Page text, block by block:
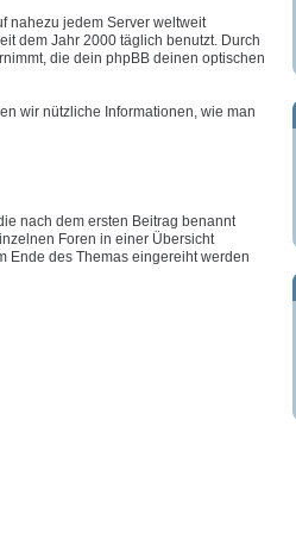
nahezu jedem Server weltweit
dem Jahr 2000 täglich benutzt. Durch
die dein phpBB deinen optischen
wir nützliche Informationen, wie man
nach dem ersten Beitrag benannt
Foren in einer Übersicht
Ende des Themas eingereiht werden